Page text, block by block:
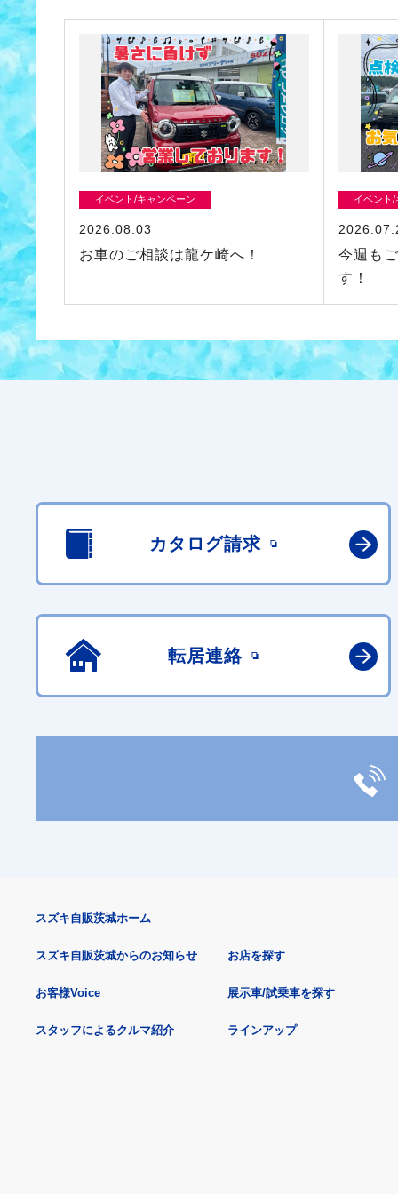
イベント/キャンペーン
2026.08.03
お車のご相談は龍ケ崎へ！
イベント
今週も
す！
カタログ請求
転居連絡
スズキ自販茨城ホーム
スズキ自販茨城からのお知らせ
お客様Voice
スタッフによるクルマ紹介
お店を探す
展示車/試乗車を探す
ラインアップ